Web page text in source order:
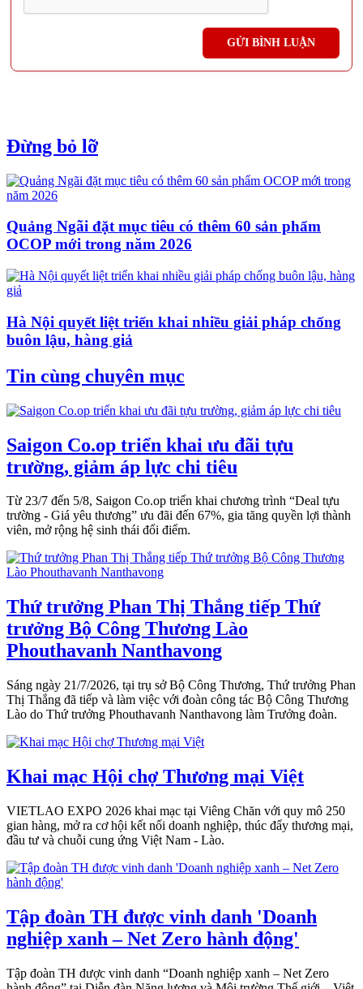
Đừng bỏ lỡ
Quảng Ngãi đặt mục tiêu có thêm 60 sản phẩm
OCOP mới trong năm 2026
Hà Nội quyết liệt triển khai nhiều giải pháp chống
buôn lậu, hàng giả
Tin cùng chuyên mục
Saigon Co.op triển khai ưu đãi tựu
trường, giảm áp lực chi tiêu
Từ 23/7 đến 5/8, Saigon Co.op triển khai chương trình “Deal tựu
trường - Giá yêu thương” ưu đãi đến 67%, gia tăng quyền lợi thành
viên, mở rộng hệ sinh thái đổi điểm.
Thứ trưởng Phan Thị Thắng tiếp Thứ
trưởng Bộ Công Thương Lào
Phouthavanh Nanthavong
Sáng ngày 21/7/2026, tại trụ sở Bộ Công Thương, Thứ trưởng Phan
Thị Thắng đã tiếp và làm việc với đoàn công tác Bộ Công Thương
Lào do Thứ trưởng Phouthavanh Nanthavong làm Trưởng đoàn.
Khai mạc Hội chợ Thương mại Việt
VIETLAO EXPO 2026 khai mạc tại Viêng Chăn với quy mô 250
gian hàng, mở ra cơ hội kết nối doanh nghiệp, thúc đẩy thương mại,
đầu tư và chuỗi cung ứng Việt Nam - Lào.
Tập đoàn TH được vinh danh 'Doanh
nghiệp xanh – Net Zero hành động'
Tập đoàn TH được vinh danh “Doanh nghiệp xanh – Net Zero